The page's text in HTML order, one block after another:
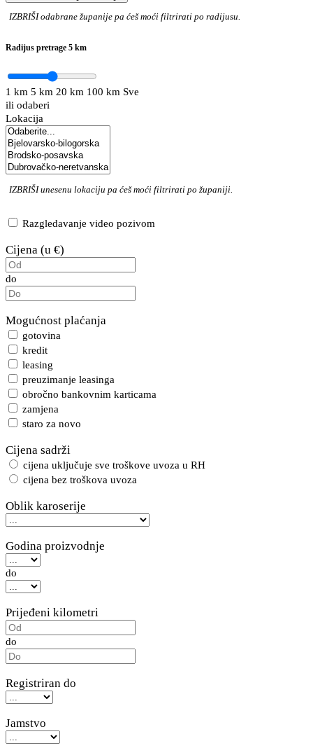
IZBRIŠIodabrane županije pa ćeš moći filtrirati po radijusu.
Radijus pretrage 5 km
1 km 5 km 20 km 100 km Sve
ili odaberi
Lokacija
IZBRIŠIunesenu lokaciju pa ćeš moći filtrirati po županiji.
Razgledavanje video pozivom
Cijena (u €)
do
Mogućnost plaćanja
gotovina
kredit
leasing
preuzimanje leasinga
obročno bankovnim karticama
zamjena
staro za novo
Cijena sadrži
cijena uključuje sve troškove uvoza u RH
cijena bez troškova uvoza
Oblik karoserije
Godina proizvodnje
do
Prijeđeni kilometri
do
Registriran do
Jamstvo